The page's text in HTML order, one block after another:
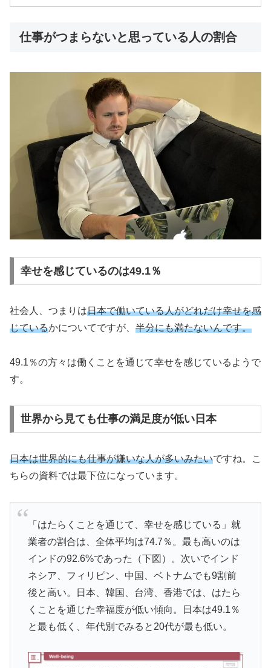
仕事がつまらないと思っている人の割合
幸せを感じているのは49.1％
社会人、つまりは日本で働いている人がどれだけ幸せを感
じているかについてですが、 半分にも満たないんです。
49.1％の方々は働くことを通じて幸せを感じているようで
す。
世界から見ても仕事の満足度が低い日本
日本は世界的にも仕事が嫌いな人が多いみたいですね。こ
ちらの資料では最下位になっています。
「はたらくことを通じて、幸せを感じている」就
業者の割合は、全体平均は74.7％。最も高いのは
インドの92.6%であった（下図）。次いでインド
ネシア、フィリピン、中国、ベトナムでも9割前
後と高い。日本、韓国、台湾、香港では、はたら
くことを通じた幸福度が低い傾向。日本は49.1％
と最も低く、年代別でみると20代が最も低い。